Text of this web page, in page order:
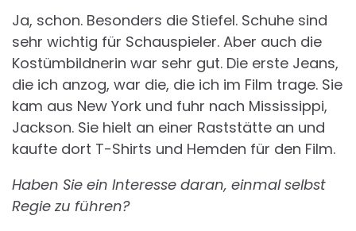
Ja, schon. Besonders die Stiefel. Schuhe sind
sehr wichtig für Schauspieler. Aber auch die
Kostümbildnerin war sehr gut. Die erste Jeans,
die ich anzog, war die, die ich im Film trage. Sie
kam aus New York und fuhr nach Mississippi,
Jackson. Sie hielt an einer Raststätte an und
kaufte dort T-Shirts und Hemden für den Film.
Haben Sie ein Interesse daran, einmal selbst
Regie zu führen?